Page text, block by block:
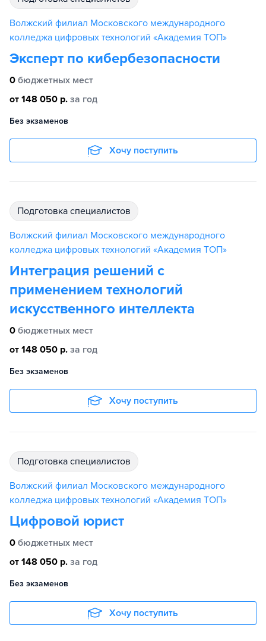
Волжский филиал Московского международного
колледжа цифровых технологий «Академия TOП»
Эксперт по кибербезопасности
0 бюджетных мест
от 148 050 р. за год
Без экзаменов
Хочу поступить
подготовка специалистов
Волжский филиал Московского международного
колледжа цифровых технологий «Академия TOП»
Интеграция решений с
применением технологий
искусственного интеллекта
0 бюджетных мест
от 148 050 р. за год
Без экзаменов
Хочу поступить
подготовка специалистов
Волжский филиал Московского международного
колледжа цифровых технологий «Академия TOП»
Цифровой юрист
0 бюджетных мест
от 148 050 р. за год
Без экзаменов
Хочу поступить